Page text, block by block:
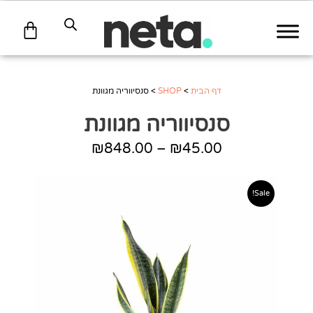
דף הבית >
SHOP
>סנסיווריה מגוונת
סנסיווריה מגוונת
₪45.00
–
₪848.00
Sale!